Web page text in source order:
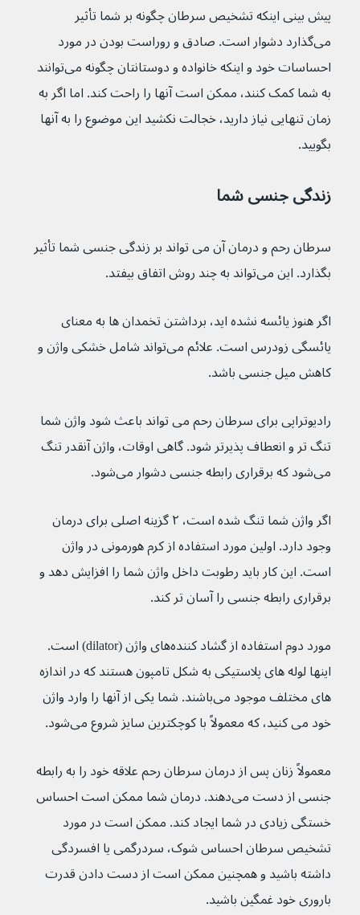
پیش بینی اینکه تشخیص سرطان چگونه بر شما تأثیر
می‌گذارد دشوار است. صادق و روراست بودن در مورد
احساسات خود و اینکه خانواده و دوستانتان چگونه می‌توانند
به شما کمک کنند، ممکن است آنها را راحت کند. اما اگر به
زمان تنهایی نیاز دارید، خجالت نکشید این موضوع را به آنها
بگویید.
زندگی جنسی شما
سرطان رحم و درمان آن می تواند بر زندگی جنسی شما تأثیر
بگذارد. این می‌تواند به چند روش اتفاق بیفتد.
اگر هنوز یائسه نشده اید، برداشتن تخمدان ها به معنای
یائسگی زودرس است. علائم می‌تواند شامل خشکی واژن و
کاهش میل جنسی باشد.
رادیوتراپی برای سرطان رحم می تواند باعث شود واژن شما
تنگ تر و انعطاف پذیرتر شود. گاهی اوقات، واژن آنقدر تنگ
می‌شود که برقراری رابطه جنسی دشوار می‌شود.
اگر واژن شما تنگ شده است، ۲ گزینه اصلی برای درمان
وجود دارد. اولین مورد استفاده از کرم هورمونی در واژن
است. این کار باید رطوبت داخل واژن شما را افزایش دهد و
برقراری رابطه جنسی را آسان تر کند.
مورد دوم استفاده از گشاد کننده‌های واژن (dilator) است.
اینها لوله های پلاستیکی به شکل تامپون هستند که در اندازه
های مختلف موجود می‌باشند. شما یکی از آنها را وارد واژن
خود می کنید، که معمولاً با کوچکترین سایز شروع می‌شود.
معمولاً زنان پس از درمان سرطان رحم علاقه خود را به رابطه
جنسی از دست می‌دهند. درمان شما ممکن است احساس
خستگی زیادی در شما ایجاد کند. ممکن است در مورد
تشخیص سرطان احساس شوک، سردرگمی یا افسردگی
داشته باشید و همچنین ممکن است از دست دادن قدرت
باروری خود غمگین باشید.